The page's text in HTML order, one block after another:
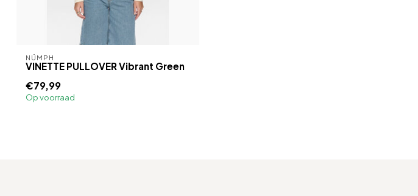
NÜMPH
VINETTE PULLOVER Vibrant Green
€79,99
Op voorraad